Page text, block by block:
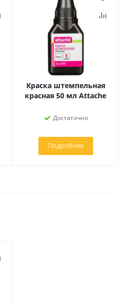
Краска штемпельная
красная 50 мл Attache
Достаточно
Подробнее